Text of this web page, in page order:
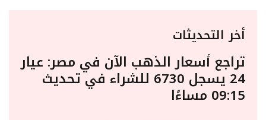
أخر التحديثات
تراجع أسعار الذهب الآن في مصر: عيار
24 يسجل 6730 للشراء في تحديث
09:15 مساءًا